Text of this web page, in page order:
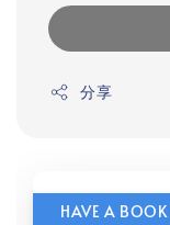
分享